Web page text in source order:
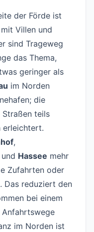
der Förde ist
Villen und
sind Trageweg
das Thema,
geringer als
im Norden
die
Straßen teils
erleichtert.
,
und Hassee mehr
Zufahrten oder
Das reduziert den
bei einem
Anfahrtswege
im Norden ist